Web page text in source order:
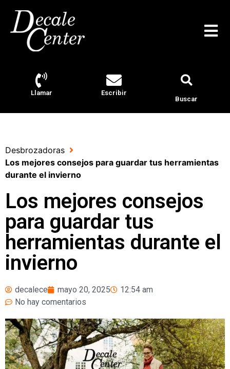
Llamar
Escribir
Buscar
Desbrozadoras
Los mejores consejos para guardar tus herramientas
durante el invierno
Los mejores consejos
para guardar tus
herramientas durante el
invierno
decalece mayo 20, 2025
12:54 am
No hay comentarios